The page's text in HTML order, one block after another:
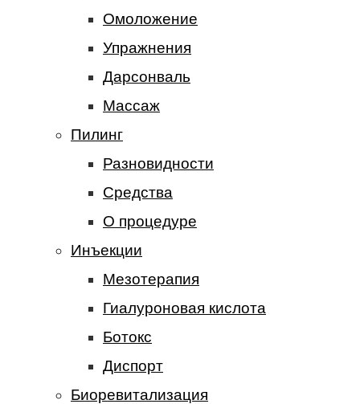
Омоложение
Упражнения
Дарсонваль
Массаж
Пилинг
Разновидности
Средства
О процедуре
Инъекции
Мезотерапия
Гиалуроновая кислота
Ботокс
Диспорт
Биоревитализация